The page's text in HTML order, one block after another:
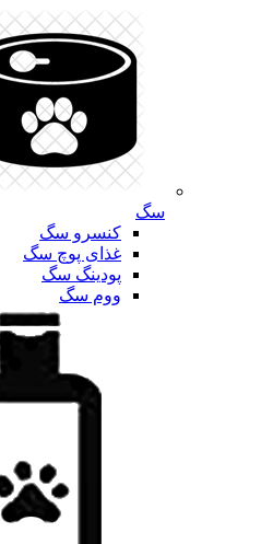
سگ
کنسرو سگ
غذای پوچ سگ
پودینگ سگ
ووم سگ